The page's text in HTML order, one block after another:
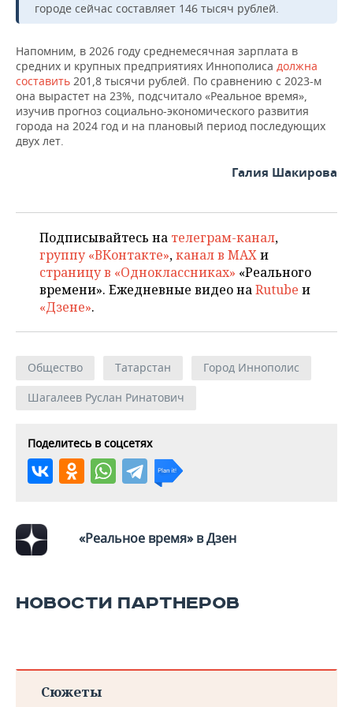
городе сейчас составляет 146 тысяч рублей.
Напомним, в 2026 году среднемесячная зарплата в
средних и крупных предприятиях Иннополиса должна
составить 201,8 тысячи рублей. По сравнению с 2023-м
она вырастет на 23%, подсчитало «Реальное время»,
изучив прогноз социально-экономического развития
города на 2024 год и на плановый период последующих
двух лет.
Галия Шакирова
Подписывайтесь на телеграм-канал,
группу «ВКонтакте»,канал в MAXи
страницу в «Одноклассниках» «Реального
времени». Ежедневные видео наRutube и
«Дзене».
Общество Татарстан
Город Иннополис
Шагалеев Руслан Ринатович
Поделитесь в соцсетях
«Реальное время» в Дзен
НОВОСТИ ПАРТНЕРОВ
Сюжеты